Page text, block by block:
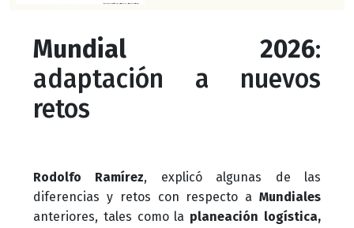
Mundial 2026:
adaptación a nuevos
retos
Rodolfo Ramírez, explicó algunas de las
diferencias y retos con respecto a Mundiales
anteriores, tales como la planeación logística,